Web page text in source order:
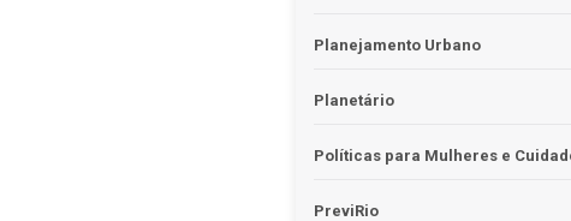
Planejamento Urbano
Planetário
Políticas para Mulheres e
PreviRio